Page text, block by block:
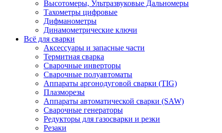
Высотомеры, Ультразвуковые Дальномеры
Тахометры цифровые
Дифманометры
Динамометрические ключи
Всё для сварки
Аксессуары и запасные части
Термитная сварка
Сварочные инверторы
Сварочные полуавтоматы
Аппараты аргонодуговой сварки (TIG)
Плазморезы
Аппараты автоматической сварки (SAW)
Сварочные генераторы
Редукторы для газосварки и резки
Резаки